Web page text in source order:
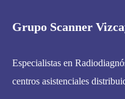
Grupo Scanner
Especialistas en
centros asistenciales